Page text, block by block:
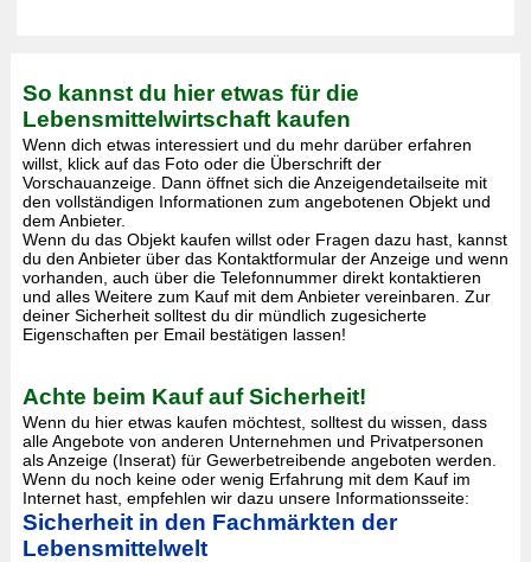
So kannst du hier etwas für die
Lebensmittelwirtschaft kaufen
Wenn dich etwas interessiert und du mehr darüber erfahren
willst, klick auf das Foto oder die Überschrift der
Vorschauanzeige. Dann öffnet sich die Anzeigendetailseite mit
den vollständigen Informationen zum angebotenen Objekt und
dem Anbieter.
Wenn du das Objekt kaufen willst oder Fragen dazu hast, kannst
du den Anbieter über das Kontaktformular der Anzeige und wenn
vorhanden, auch über die Telefonnummer direkt kontaktieren
und alles Weitere zum Kauf mit dem Anbieter vereinbaren. Zur
deiner Sicherheit solltest du dir mündlich zugesicherte
Eigenschaften per Email bestätigen lassen!
Achte beim Kauf auf Sicherheit!
Wenn du hier etwas kaufen möchtest, solltest du wissen, dass
alle Angebote von anderen Unternehmen und Privatpersonen
als Anzeige (Inserat) für Gewerbetreibende angeboten werden.
Wenn du noch keine oder wenig Erfahrung mit dem Kauf im
Internet hast, empfehlen wir dazu unsere Informationsseite:
Sicherheit in den Fachmärkten der
Lebensmittelwelt